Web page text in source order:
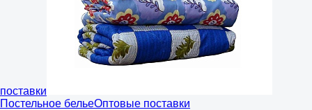
поставки
Постельное бельеОптовые поставки